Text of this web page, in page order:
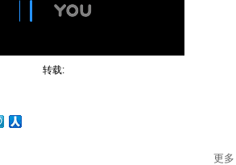
转载:
更多